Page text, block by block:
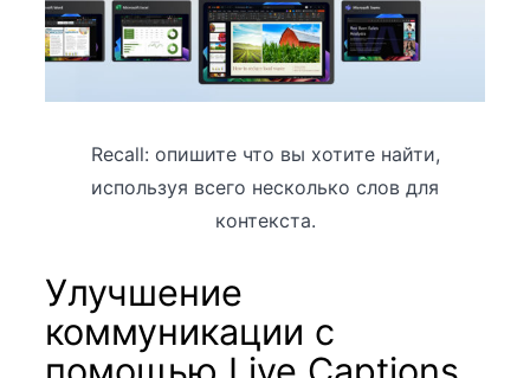
Recall: опишите что вы хотите найти,
используя всего несколько слов для
контекста.
Улучшение
коммуникации с